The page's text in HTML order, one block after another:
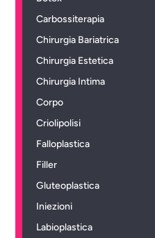
Carbossiterapia
Chirurgia Bariatrica
Chirurgia Estetica
Chirurgia Intima
Corpo
Criolipolisi
Falloplastica
Filler
Gluteoplastica
Iniezioni
Labioplastica